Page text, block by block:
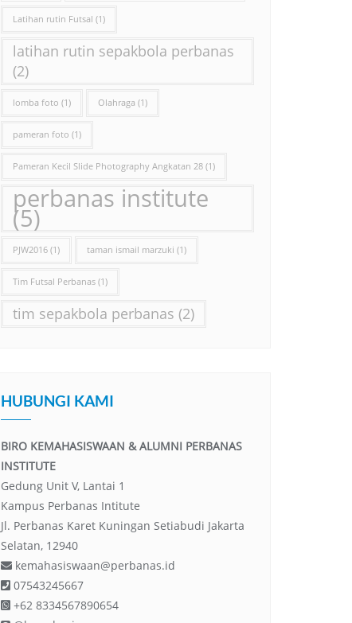
Latihan rutin Futsal (1)
latihan rutin sepakbola perbanas
(2)
lomba foto (1) Olahraga (1)
pameran foto (1)
Pameran Kecil Slide Photography Angkatan 28 (1)
perbanas institute
(5)
PJW2016 (1) taman ismail marzuki (1)
Tim Futsal Perbanas (1)
tim sepakbola perbanas (2)
HUBUNGI KAMI
BIRO KEMAHASISWAAN & ALUMNI PERBANAS
INSTITUTE
Gedung Unit V, Lantai 1
Kampus Perbanas Intitute
Jl. Perbanas Karet Kuningan Setiabudi Jakarta
Selatan, 12940
kemahasiswaan@perbanas.id
07543245667
+62 8334567890654